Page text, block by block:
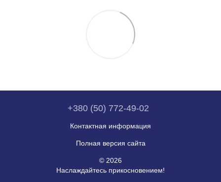
+380 (50) 772-49-02
Контактная информация
Полная версия сайта
© 2026
Наслаждайтесь прикосновением!